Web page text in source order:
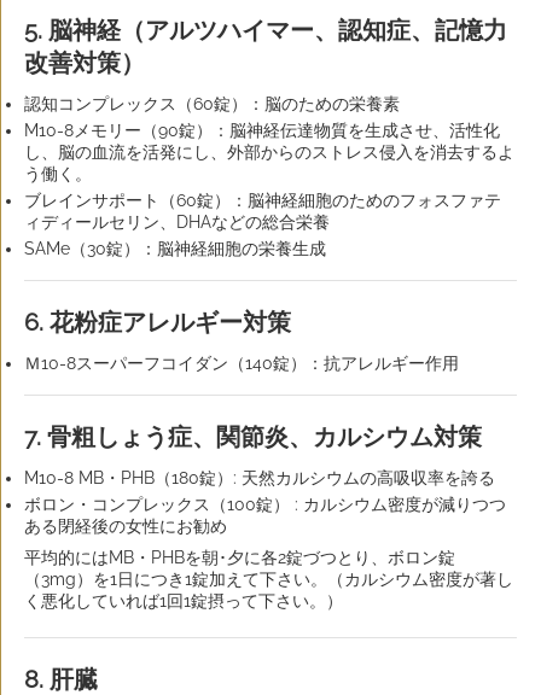
5. 脳神経（アルツハイマー、認知症、記憶力
改善対策）
認知コンプレックス（60錠）：脳のための栄養素
M10-8メモリー（90錠）：脳神経伝達物質を生成させ、活性化
し、脳の血流を活発にし、外部からのストレス侵入を消去するよ
う働く。
ブレインサポート（60錠）：脳神経細胞のためのフォスファテ
ィディールセリン、DHAなどの総合栄養
SAMe（30錠）：脳神経細胞の栄養生成
6. 花粉症アレルギー対策
Ｍ10-8スーパーフコイダン（140錠）：抗アレルギー作用
7. 骨粗しょう症、関節炎、カルシウム対策
M10-8 MB・PHB（180錠）: 天然カルシウムの高吸収率を誇る
ボロン・コンプレックス（100錠） : カルシウム密度が減りつつ
ある閉経後の女性にお勧め
平均的にはMB・PHBを朝･夕に各2錠づつとり、ボロン錠
（3mg）を1日につき1錠加えて下さい。（カルシウム密度が著し
く悪化していれば1回1錠摂って下さい。）
8. 肝臓